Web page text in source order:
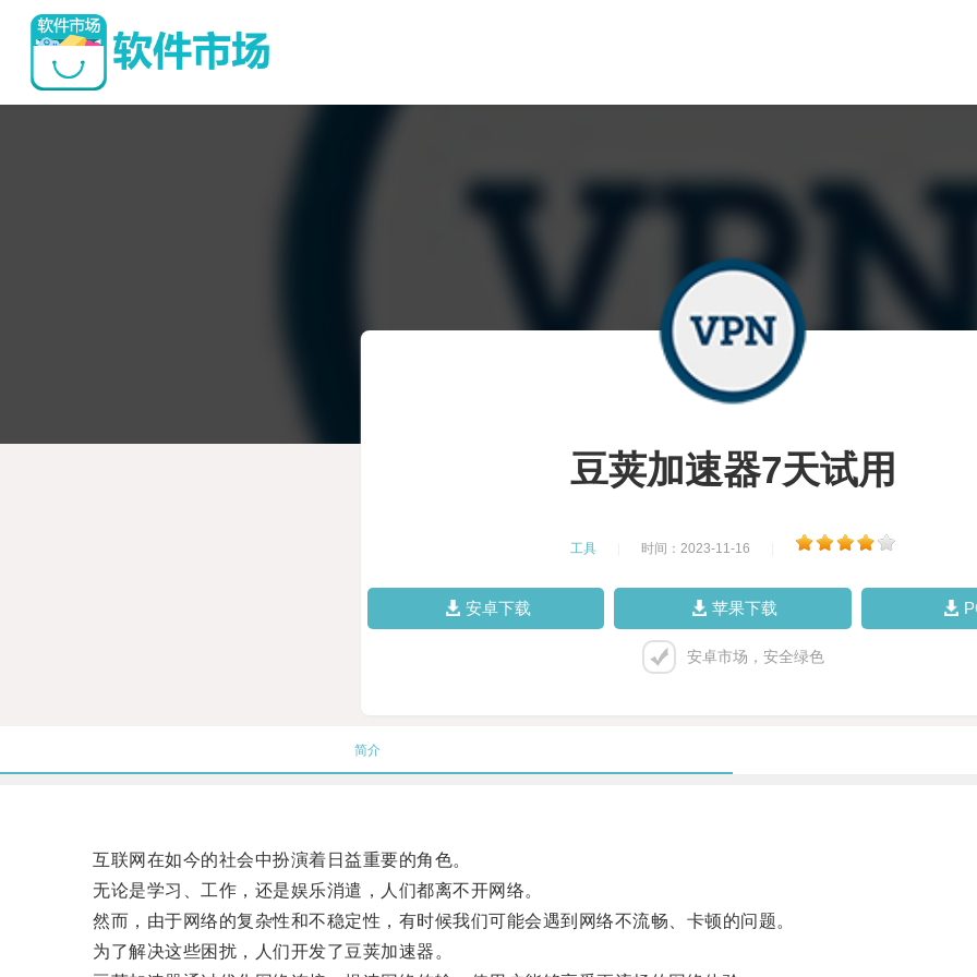
豆荚加速器7天试用
工具 时间：2023-11-16
安卓下载 苹果下载
安卓市场，安全绿色
简介
互联网在如今的社会中扮演着日益重要的角色。
无论是学习、工作，还是娱乐消遣，人们都离不开网络。
然而，由于网络的复杂性和不稳定性，有时候我们可能会遇到网络不流畅、卡顿的问题。
为了解决这些困扰，人们开发了豆荚加速器。